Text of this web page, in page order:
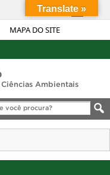
MAPA DO SITE
Simplifique!
à informação
Legislação
Canais
Ambientais
Translate »